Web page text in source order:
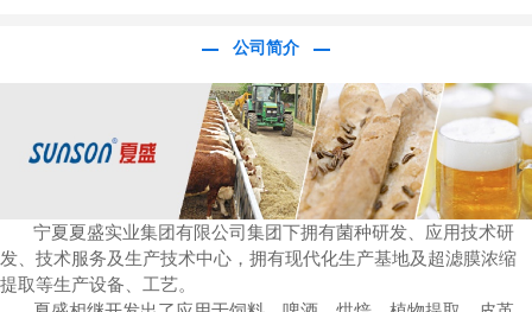
公司简介
宁夏夏盛实业集团有限公司集团下拥有菌种研发、应用技术研
发、技术服务及生产技术中心，拥有现代化生产基地及超滤膜浓缩
提取等生产设备、工艺。